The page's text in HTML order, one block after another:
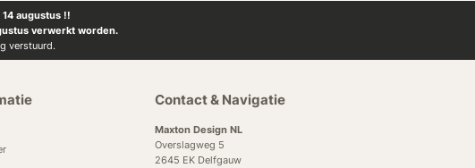
augustus !!
verwerkt worden.
verstuurd.
Contact & Navigatie
Maxton Design NL
Overslagweg 5
2645 EK Delfgauw